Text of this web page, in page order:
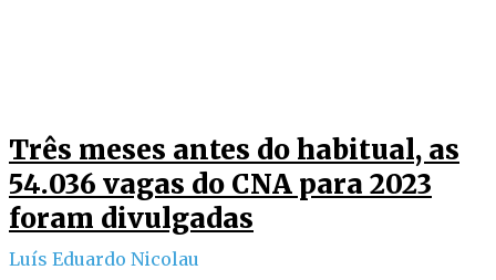
Três meses antes do habitual, as
54.036 vagas do CNA para 2023
foram divulgadas
Luís Eduardo Nicolau